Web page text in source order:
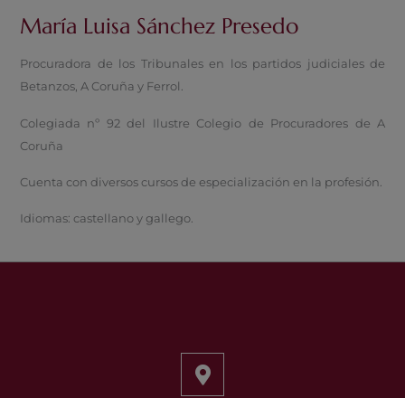
María Luisa Sánchez Presedo
Procuradora de los Tribunales en los partidos judiciales de
Betanzos, A Coruña y Ferrol.
Colegiada nº 92 del Ilustre Colegio de Procuradores de A
Coruña
Cuenta con diversos cursos de especialización en la profesión.
Idiomas: castellano y gallego.